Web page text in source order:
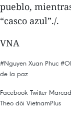
pueblo,
“casco azul”./.
VNA
#Nguyen Xuan Phuc
de la paz
Facebook Twitter
Theo dõi VietnamPlus